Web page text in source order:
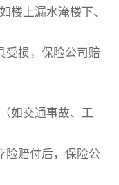
楼上漏水淹楼下、
受损，保险公司赔
如交通事故、工
险赔付后，保险公